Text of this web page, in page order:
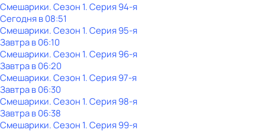
Смешарики. Сезон 1. Серия 94-я
Сегодня в 08:51
Смешарики. Сезон 1. Серия 95-я
Завтра в 06:10
Смешарики. Сезон 1. Серия 96-я
Завтра в 06:20
Смешарики. Сезон 1. Серия 97-я
Завтра в 06:30
Смешарики. Сезон 1. Серия 98-я
Завтра в 06:38
Смешарики. Сезон 1. Серия 99-я